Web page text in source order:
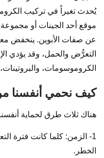
يُحدث تغيراً في تركيب
موقع أحد الجينات أو
عن صفات الأبوين. ينخفض
التعرُّض والحمل، وقد يؤدي
الكروموسومات،
كيف نحمي أنفسنا
هناك ثلاث طرق لحماية
1- الزمن: كلما كانت فترة
الخطر.